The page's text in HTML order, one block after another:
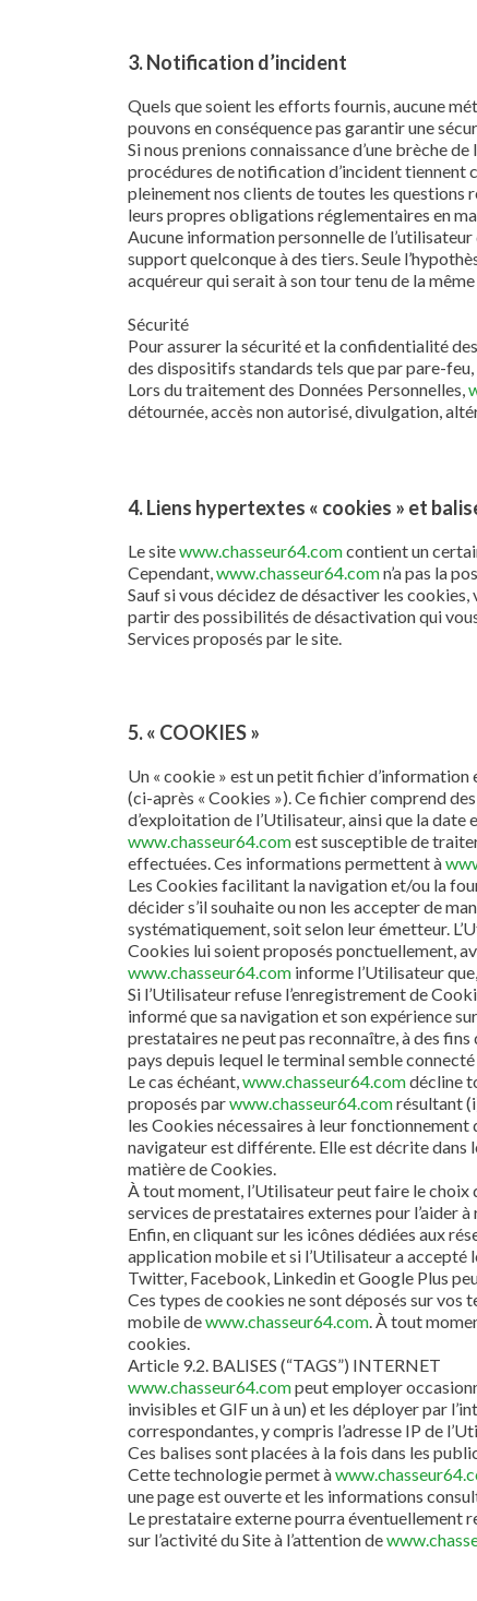
3. Notification d’incident
Quels que soient les efforts fournis, aucune
pouvons en conséquence pas garantir une
Si nous prenions connaissance d’une brèche
procédures de notification d’incident tiennent
pleinement nos clients de toutes les questions
leurs propres obligations réglementaires en
Aucune information personnelle de l’utilisateur
support quelconque à des tiers. Seule
acquéreur qui serait à son tour tenu de la
Sécurité
Pour assurer la sécurité et la confidentialité
des dispositifs standards tels que par pare-
Lors du traitement des Données Personnelles,
détournée, accès non autorisé, divulgation,
4. Liens hypertextes « cookies » et
Le sitewww.chasseur64.comcontient un
Cependant,www.chasseur64.comn’a pas la
Sauf si vous décidez de désactiver les
partir des possibilités de désactivation qui
Services proposés par le site.
5. « COOKIES »
Un « cookie » est un petit fichier
(ci-après « Cookies »). Ce fichier comprend
d’exploitation de l’Utilisateur, ainsi que la date
www.chasseur64.comest susceptible de
effectuées. Ces informations permettent à
Les Cookies facilitant la navigation et/ou la
décider s’il souhaite ou non les accepter de
systématiquement, soit selon leur émetteur.
Cookies lui soient proposés ponctuellement,
www.chasseur64.com informe l’Utilisateur
Si l’Utilisateur refuse l’enregistrement de
informé que sa navigation et son expérience
prestataires ne peut pas reconnaître, à des
pays depuis lequel le terminal semble
Le cas échéant,www.chasseur64.comdécline
proposés parwww.chasseur64.comrésultant
les Cookies nécessaires à leur
navigateur est différente. Elle est décrite dans
matière de Cookies.
À tout moment, l’Utilisateur peut faire le choix
services de prestataires externes pour l’aider
Enfin, en cliquant sur les icônes dédiées aux
application mobile et si l’Utilisateur a accepté
Twitter, Facebook, Linkedin et Google Plus
Ces types de cookies ne sont déposés sur vos
mobile dewww.chasseur64.com. À tout
cookies.
Article 9.2. BALISES (“TAGS”) INTERNET
www.chasseur64.compeut employer
invisibles et GIF un à un) et les déployer par
correspondantes, y compris l’adresse IP de
Ces balises sont placées à la fois dans les
Cette technologie permet à
une page est ouverte et les informations
Le prestataire externe pourra éventuellement
sur l’activité du Site à l’attention de